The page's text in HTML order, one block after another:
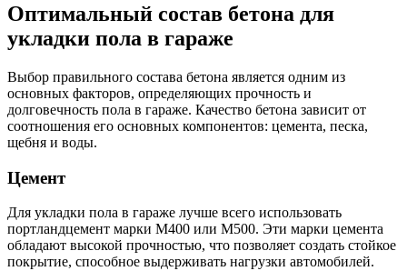
Оптимальный состав бетона для
укладки пола в гараже
Выбор правильного состава бетона является одним из
основных факторов, определяющих прочность и
долговечность пола в гараже. Качество бетона зависит от
соотношения его основных компонентов: цемента, песка,
щебня и воды.
Цемент
Для укладки пола в гараже лучше всего использовать
портландцемент марки М400 или М500. Эти марки цемента
обладают высокой прочностью, что позволяет создать стойкое
покрытие, способное выдерживать нагрузки автомобилей.